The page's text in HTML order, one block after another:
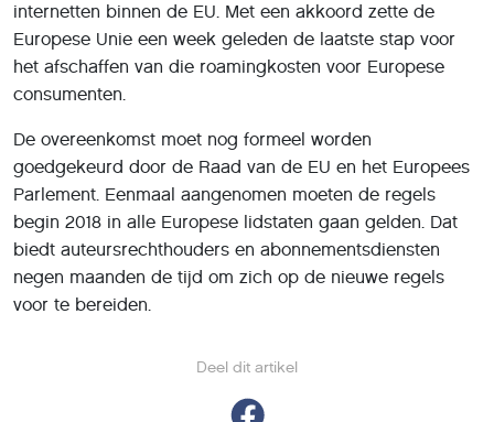
Deel dit artikel
internetten binnen de EU. Met een akkoord zette de
Europese Unie een week geleden de laatste stap voor
het afschaffen van die roamingkosten voor Europese
consumenten.
De overeenkomst moet nog formeel worden
goedgekeurd door de Raad van de EU en het Europees
Parlement. Eenmaal aangenomen moeten de regels
begin 2018 in alle Europese lidstaten gaan gelden. Dat
biedt auteursrechthouders en abonnementsdiensten
negen maanden de tijd om zich op de nieuwe regels
voor te bereiden.